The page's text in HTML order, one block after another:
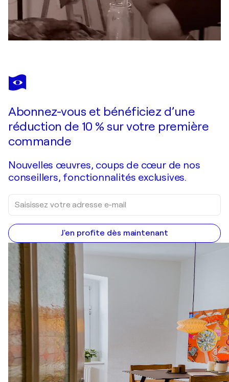
Abonnez-vous et bénéficiez d’une
réduction de 10 % sur votre première
commande
Nouvelles œuvres, coups de cœur de nos
conseillers, fonctionnalités exclusives.
J'en profite dès maintenant